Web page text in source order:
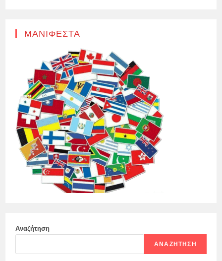
ΜΑΝΙΦΈΣΤΑ
Αναζήτηση
ΑΝΑΖΉΤΗΣΗ